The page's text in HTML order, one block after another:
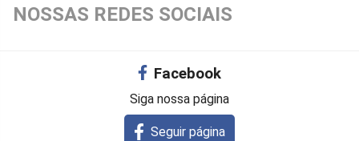
NOSSAS REDES SOCIAIS
Facebook
Siga nossa página
Seguir página